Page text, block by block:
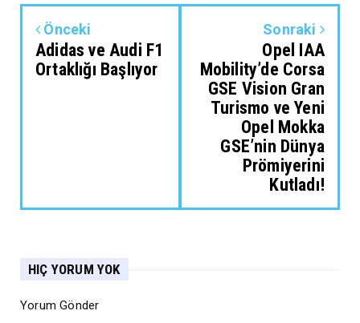
Önceki
Adidas ve Audi F1
Ortaklığı Başlıyor
Sonraki
Opel IAA
Mobility’de Corsa
GSE Vision Gran
Turismo ve Yeni
Opel Mokka
GSE’nin Dünya
Prömiyerini
Kutladı!
HIÇ YORUM YOK
Yorum Gönder